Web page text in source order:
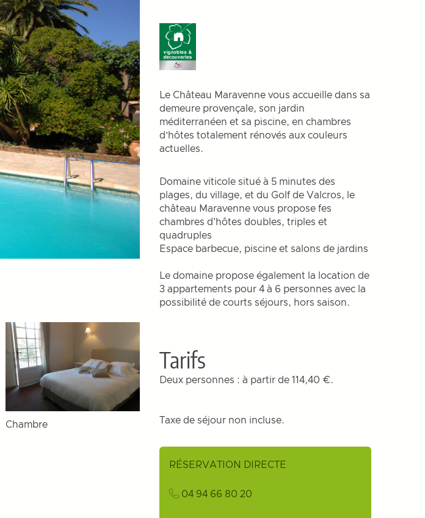
Chambre
Le Château Maravenne vous accueille dans sa
demeure provençale, son jardin
méditerranéen et sa piscine, en chambres
d’hôtes totalement rénovés aux couleurs
actuelles.
Domaine viticole situé à 5 minutes des
plages, du village, et du Golf de Valcros, le
château Maravenne vous propose fes
chambres d'hôtes doubles, triples et
quadruples
Espace barbecue, piscine et salons de jardins
Le domaine propose également la location de
3 appartements pour 4 à 6 personnes avec la
possibilité de courts séjours, hors saison.
Tarifs
Deux personnes : à partir de 114,40 €.
Taxe de séjour non incluse.
RÉSERVATION DIRECTE
04 94 66 80 20